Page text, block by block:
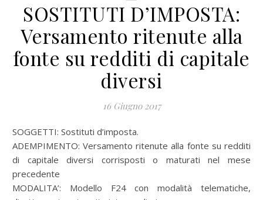
SOSTITUTI D’IMPOSTA:
Versamento ritenute alla
fonte su redditi di capitale
diversi
16 Giugno 2017
SOGGETTI: Sostituti d’imposta.
ADEMPIMENTO: Versamento ritenute alla fonte su redditi
di capitale diversi corrisposti o maturati nel mese
precedente
MODALITA’: Modello F24 con modalità telematiche,